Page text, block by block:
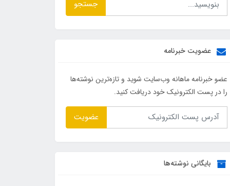
جستجو
عضویت خبرنامه
عضو خبرنامه ماهانه وب‌سایت شوید و تازه‌ترین نوشته‌ها
را در پست الکترونیک خود دریافت کنید.
عضویت
بایگانی نوشته‌ها